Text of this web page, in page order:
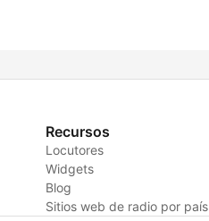
Recursos
Locutores
Widgets
Blog
Sitios web de radio por país